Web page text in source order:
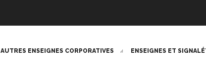
AUTRES ENSEIGNES CORPORATIVES ENSEIGNES ET